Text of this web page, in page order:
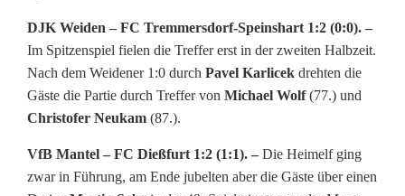
DJK Weiden – FC Tremmersdorf-Speinshart 1:2 (0:0). –
Im Spitzenspiel fielen die Treffer erst in der zweiten Halbzeit.
Nach dem Weidener 1:0 durch Pavel Karlicek drehten die
Gäste die Partie durch Treffer von Michael Wolf(77.) und
Christofer Neukam (87.).
VfB Mantel – FC Dießfurt 1:2 (1:1). – Die Heimelf ging
zwar in Führung, am Ende jubelten aber die Gäste über einen